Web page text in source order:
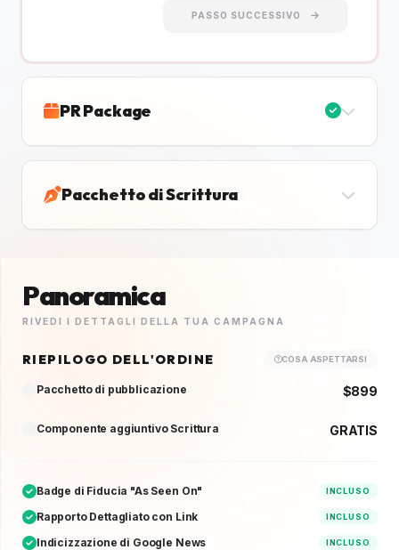
PASSO SUCCESSIVO
PR Package
Pacchetto di Scrittura
Panoramica
RIVEDI I DETTAGLI DELLA TUA CAMPAGNA
RIEPILOGO DELL'ORDINE COSA ASPETTARSI
Pacchetto di pubblicazione $899
Componente aggiuntivo Scrittura GRATIS
Badge di Fiducia "As Seen On" INCLUSO
Rapporto Dettagliato con Link INCLUSO
Indicizzazione di Google News INCLUSO